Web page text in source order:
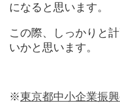
になると思います。
この際、しっかりと
いかと思います。
※東京都中小企業振